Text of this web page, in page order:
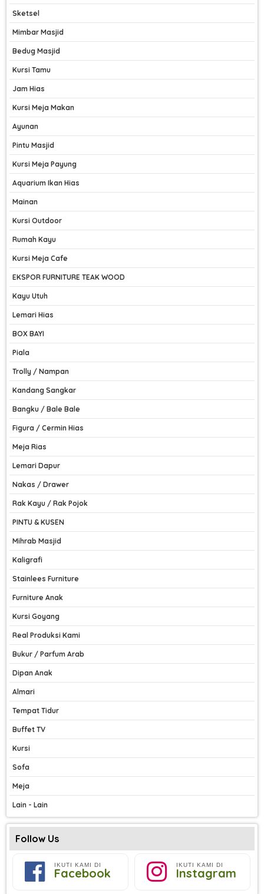
Sketsel
Mimbar Masjid
Bedug Masjid
Kursi Tamu
Jam Hias
Kursi Meja Makan
Ayunan
Pintu Masjid
Kursi Meja Payung
Aquarium Ikan Hias
Mainan
Kursi Outdoor
Rumah Kayu
Kursi Meja Cafe
EKSPOR FURNITURE TEAK WOOD
Kayu Utuh
Lemari Hias
BOX BAYI
Piala
Trolly / Nampan
Kandang Sangkar
Bangku / Bale Bale
Figura / Cermin Hias
Meja Rias
Lemari Dapur
Nakas / Drawer
Rak Kayu / Rak Pojok
PINTU & KUSEN
Mihrab Masjid
Kaligrafi
Stainlees Furniture
Furniture Anak
Kursi Goyang
Real Produksi Kami
Bukur / Parfum Arab
Dipan Anak
Almari
Tempat Tidur
Buffet TV
Kursi
Sofa
Meja
Lain - Lain
Follow Us
IKUTI KAMI DI
Facebook
IKUTI KAMI DI
Instagram